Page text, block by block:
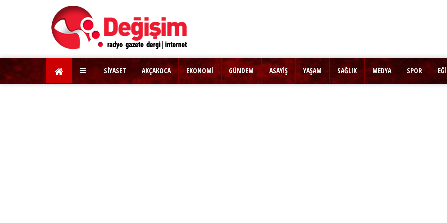
SİYASET AKÇAKOCA EKONOMİ GÜNDEM ASAYİŞ YAŞAM SAĞLIK MEDYA SPOR